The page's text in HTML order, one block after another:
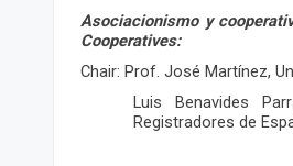
Asociacionismo y
Cooperatives:
Chair: Prof. José Martínez,
Luis Benavides
Registradores de